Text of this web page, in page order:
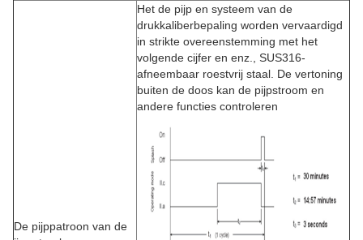
De pijppatroon van de
Het de pijp en systeem van de
drukkaliberbepaling worden vervaardigd
in strikte overeenstemming met het
volgende cijfer en enz., SUS316-
afneembaar roestvrij staal. De vertoning
buiten de doos kan de pijpstroom en
andere functies controleren